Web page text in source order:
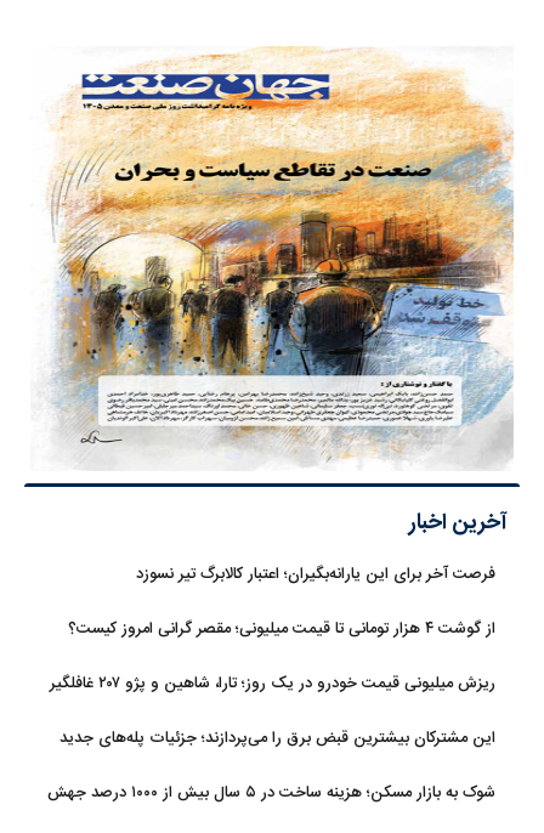
آخرین اخبار
فرصت آخر برای این یارانه‌بگیران؛ اعتبار کالابرگ تیر نسوزد
از گوشت ۴ هزار تومانی تا قیمت میلیونی؛ مقصر گرانی امروز کیست؟
ریزش میلیونی قیمت خودرو در یک روز؛ تارا، شاهین و پژو ۲۰۷ غافلگیر
این مشترکان بیشترین قبض برق را می‌پردازند؛ جزئیات پله‌های جدید
شوک به بازار مسکن؛ هزینه ساخت در ۵ سال بیش از ۱۰۰۰ درصد جهش